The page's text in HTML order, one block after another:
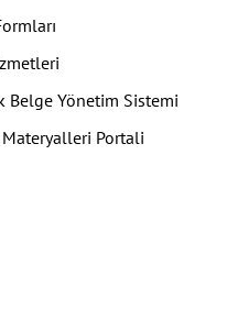
Belge Yönetim Sistemi
Materyalleri Portali